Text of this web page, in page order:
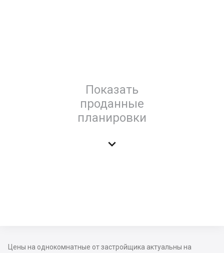
Показать
проданные
планировки

Цены на однокомнатные от застройщика актуальны на